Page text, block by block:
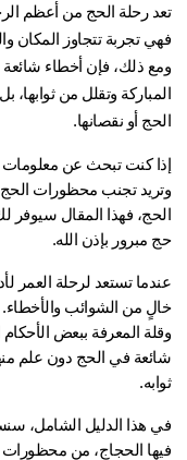
رحلة الحج من أعظم الرحلات
تجربة تتجاوز المكان
ذلك، فإن أخطاء شائعة في
وتقلل من ثوابها، بل
أو نقصانها.
مبرور بإذن الله.